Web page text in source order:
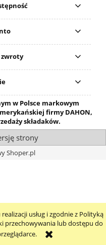
usług i zgodnie z Polityką
przechowywania lub dostępu do
w Polsce markowym
firmy DAHON,
składaków.
strony
Shoper.pl